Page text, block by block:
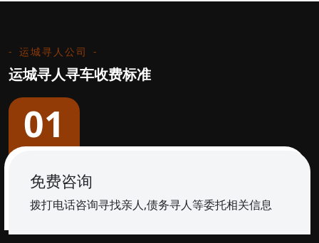
运城寻人公司
运城寻人寻车收费标准
01
免费咨询
拨打电话咨询寻找亲人,债务寻人等委托相关信息